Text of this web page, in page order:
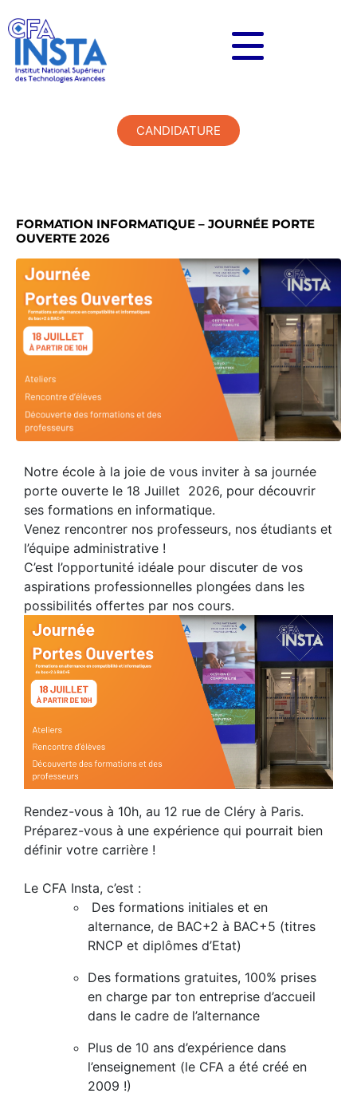
CANDIDATURE
FORMATION INFORMATIQUE – JOURNÉE PORTE
OUVERTE 2026
Notre école à la joie de vous inviter à sa journée
porte ouverte le 18 Juillet 2026, pour découvrir
ses formations en informatique.
Venez rencontrer nos professeurs, nos étudiants et
l’équipe administrative !
C’est l’opportunité idéale pour discuter de vos
aspirations professionnelles plongées dans les
possibilités offertes par nos cours.
Rendez-vous à 10h, au 12 rue de Cléry à Paris.
Préparez-vous à une expérience qui pourrait bien
définir votre carrière !
Le CFA Insta, c’est :
Des formations initiales et en
alternance, de BAC+2 à BAC+5 (titres
RNCP et diplômes d’Etat)
Des formations gratuites, 100% prises
en charge par ton entreprise d’accueil
dans le cadre de l’alternance
Plus de 10 ans d’expérience dans
l’enseignement (le CFA a été créé en
2009 !)